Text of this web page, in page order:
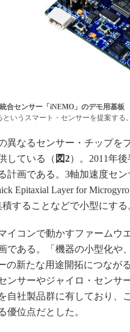
合センサー「iNEMO」のデモ用基板
というスマート・センサーを提案する。
異なるセンサー・チップを
している（ 図2）。2011年
計画である。3軸加速度セ
Epitaxial Layer for
することなどで小型にする
イコンで動かすファームウ
である。「機器の小型化や
の新たな用途開拓につなが
ンサーやジャイロ・センサ
自社製品群に有しており、
優位点だとした。